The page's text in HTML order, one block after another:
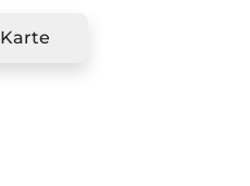
Karte